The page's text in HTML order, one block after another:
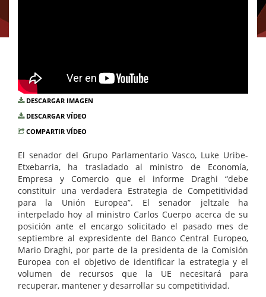
DESCARGAR IMAGEN
DESCARGAR VÍDEO
COMPARTIR VÍDEO
El senador del Grupo Parlamentario Vasco, Luke Uribe-
Etxebarria, ha trasladado al ministro de Economía,
Empresa y Comercio que el informe Draghi “debe
constituir una verdadera Estrategia de Competitividad
para la Unión Europea”. El senador jeltzale ha
interpelado hoy al ministro Carlos Cuerpo acerca de su
posición ante el encargo solicitado el pasado mes de
septiembre al expresidente del Banco Central Europeo,
Mario Draghi, por parte de la presidenta de la Comisión
Europea con el objetivo de identificar la estrategia y el
volumen de recursos que la UE necesitará para
recuperar, mantener y desarrollar su competitividad.